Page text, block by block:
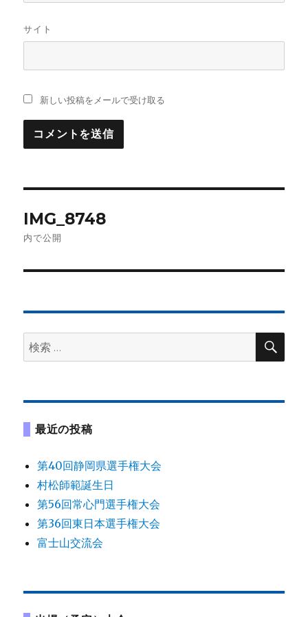
サイト
新しい投稿をメールで受け取る
稿
ゲ
ー
ョ
ン
IMG_8748
内で公開
検
索:
検
最近の投稿
第40回静岡県選手権大会
村松師範誕生日
第56回常心門選手権大会
第36回東日本選手権大会
富士山交流会